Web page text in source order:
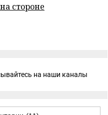
стороне
на наши каналы